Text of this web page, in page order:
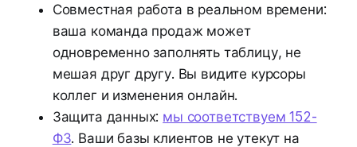
Совместная работа в реальном времени:
ваша команда продаж может
одновременно заполнять таблицу, не
мешая друг другу. Вы видите курсоры
коллег и изменения онлайн.
Защита данных: мы соответствуем 152-
ФЗ. Ваши базы клиентов не утекут на